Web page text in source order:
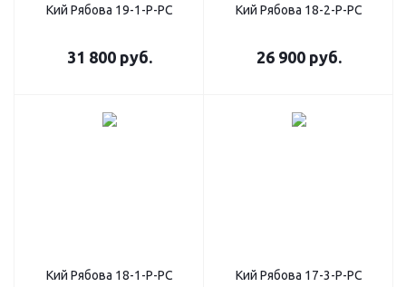
Кий Рябова 19-1-Р-РC
31 800руб.
Кий Рябова 18-2-Р-РC
26 900руб.
Кий Рябова 18-1-Р-РС Кий Рябова 17-3-Р-РС